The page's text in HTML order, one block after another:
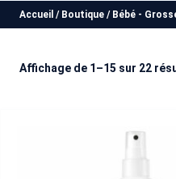
Accueil / Boutique / Bébé -
Affichage de 1–15 sur 22